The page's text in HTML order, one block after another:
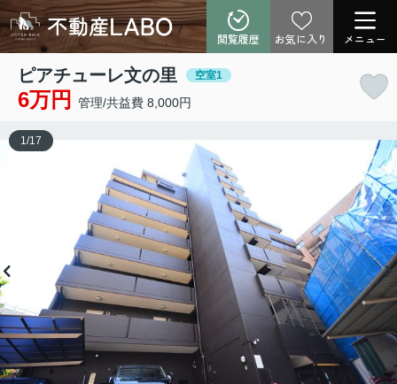
閲覧履歴 お気に入り メニュー
ピアチューレ文の里 空室1
6万円 管理/共益費 8,000円
1 /17